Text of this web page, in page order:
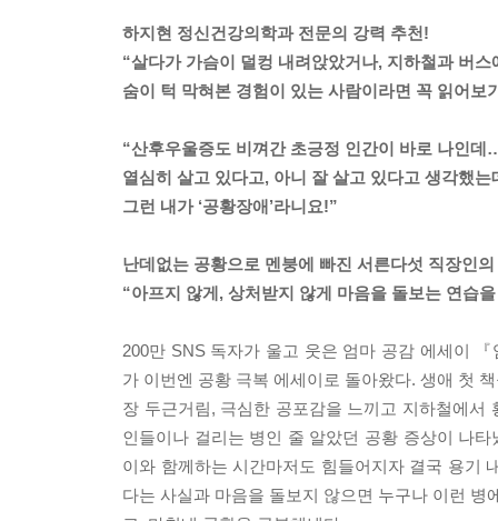
하지현 정신건강의학과 전문의 강력 추천!
“살다가 가슴이 덜컹 내려앉았거나, 지하철과 버스
숨이 턱 막혀본 경험이 있는 사람이라면 꼭 읽어보
“산후우울증도 비껴간 초긍정 인간이 바로 나인데
열심히 살고 있다고, 아니 잘 살고 있다고 생각했
그런 내가 ‘공황장애’라니요!”
난데없는 공황으로 멘붕에 빠진 서른다섯 직장인
“아프지 않게, 상처받지 않게 마음을 돌보는 연습
200만 SNS 독자가 울고 웃은 엄마 공감 에세이
가 이번엔 공황 극복 에세이로 돌아왔다. 생애 첫
장 두근거림, 극심한 공포감을 느끼고 지하철에
인들이나 걸리는 병인 줄 알았던 공황 증상이 나
이와 함께하는 시간마저도 힘들어지자 결국 용기
다는 사실과 마음을 돌보지 않으면 누구나 이런